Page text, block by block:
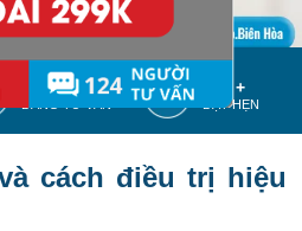
412 + 332 +
ĐẶT HẸN
cách điều trị hiệu